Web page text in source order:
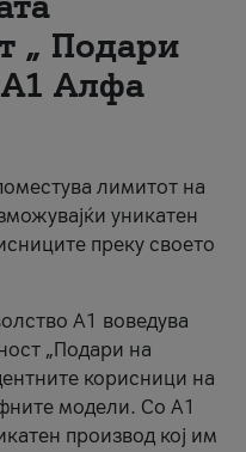
„ Подари
А1 Алфа
лимитот на
уникатен
преку своето
А1 воведува
„Подари на
корисници на
модели. Со A1
производ кој им